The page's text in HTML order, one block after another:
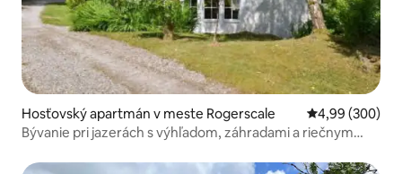
Hosťovský apartmán v meste Rogerscale Priemerné
4,99 (300)
Bývanie pri jazerách s výhľadom, záhradami a riečnym